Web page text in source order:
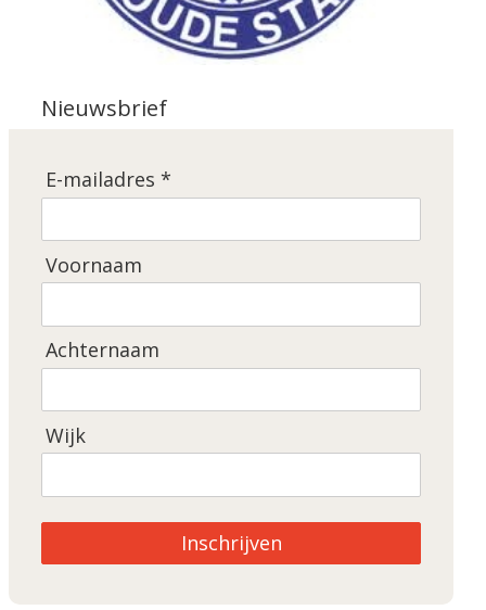
Nieuwsbrief
E-mailadres *
Voornaam
Achternaam
Wijk
Inschrijven